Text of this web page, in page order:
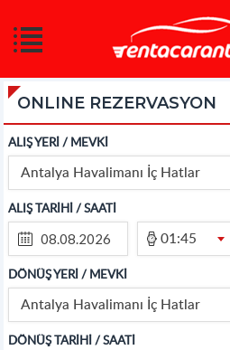
ONLINE REZERVASYON
ALIŞ YERİ / MEVKİ
Antalya Havalimanı İç Hatlar
ALIŞ TARİHİ / SAATİ
01:45
DÖNÜŞ YERİ / MEVKİ
Antalya Havalimanı İç Hatlar
DÖNÜŞ TARİHİ / SAATİ